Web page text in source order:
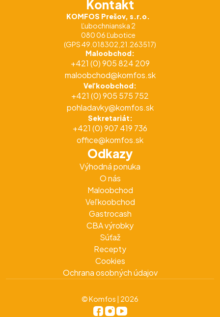
Kontakt
KOMFOS Prešov, s.r.o.
Ľubochnianska 2
080 06 Ľubotice
(GPS 49.018302,21.263517)
Maloobchod:
+421 (0) 905 824 209
maloobchod@komfos.sk
Veľkoobchod:
+421 (0) 905 575 752
pohladavky@komfos.sk
Sekretariát:
+421 (0) 907 419 736
office@komfos.sk
Odkazy
Výhodná ponuka
O nás
Maloobchod
Veľkoobchod
Gastrocash
CBA výrobky
Súťaž
Recepty
Cookies
Ochrana osobných údajov
© Komfos | 2026